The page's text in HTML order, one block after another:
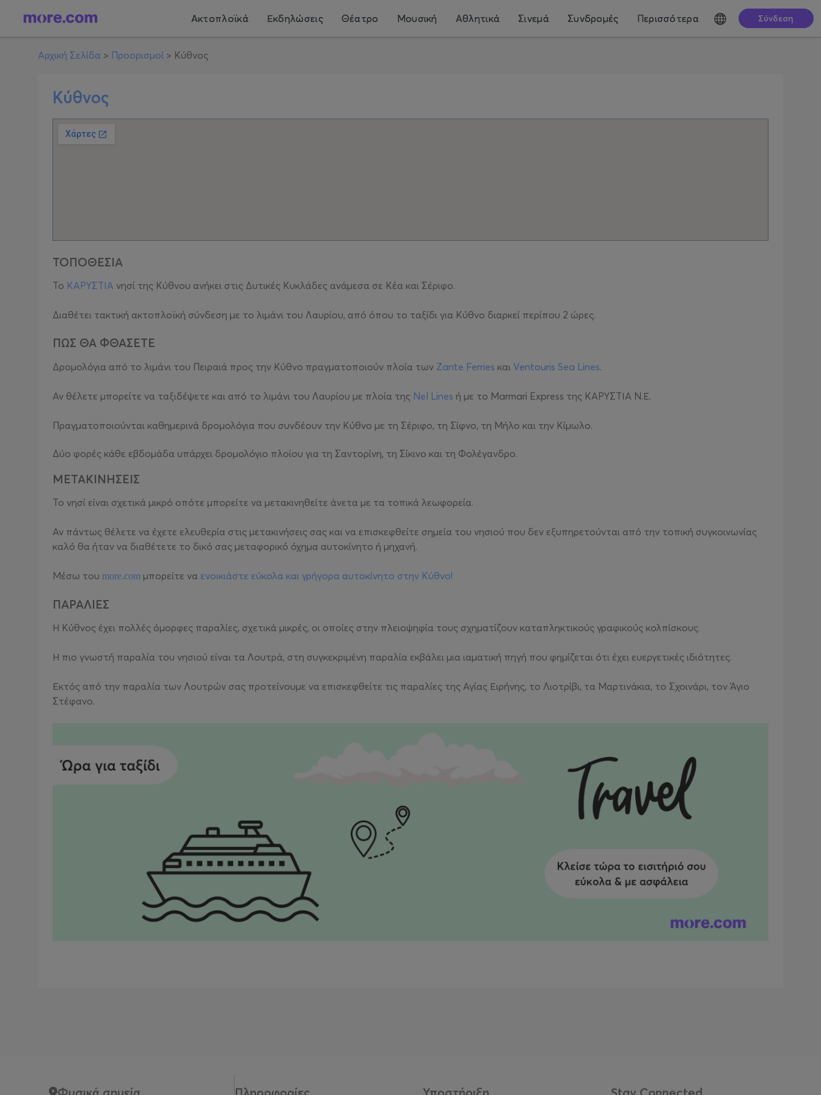
Ακτοπλοϊκά Εκδηλώσεις Θέατρο Μουσική Αθλητικά Σινεμά Συνδρομές Περισσότερα Σύνδεση
Αρχική Σελίδα > Προορισμοί > Κύθνος
Κύθνος
ΤΟΠΟΘΕΣΙΑ
Το ΚΑΡΥΣΤΙΑ νησί της Κύθνου ανήκει στις Δυτικές Κυκλάδες ανάμεσα σε Κέα και Σέριφο.
Διαθέτει τακτική ακτοπλοϊκή σύνδεση με το λιμάνι του Λαυρίου, από όπου το ταξίδι για Κύθνο διαρκεί περίπου 2 ώρες.
ΠΩΣ ΘΑ ΦΘΑΣΕΤΕ
Δρομολόγια από το λιμάνι του Πειραιά προς την Κύθνο πραγματοποιούν πλοία των Zante Ferries και Ventouris Sea Lines.
Αν θέλετε μπορείτε να ταξιδέψετε και από το λιμάνι του Λαυρίου με πλοία της Nel Lines ή με το Marmari Express της ΚΑΡΥΣΤΙΑ Ν.Ε.
Πραγματοποιούνται καθημερινά δρομολόγια που συνδέουν την Κύθνο με τη Σέριφο, τη Σίφνο, τη Μήλο και την Κίμωλο.
Δύο φορές κάθε εβδομάδα υπάρχει δρομολόγιο πλοίου για τη Σαντορίνη, τη Σίκινο και τη Φολέγανδρο.
ΜΕΤΑΚΙΝΗΣΕΙΣ
Το νησί είναι σχετικά μικρό οπότε μπορείτε να μετακινηθείτε άνετα με τα τοπικά λεωφορεία.
Αν πάντως θέλετε να έχετε ελευθερία στις μετακινήσεις σας και να επισκεφθείτε σημεία του νησιού που δεν εξυπηρετούνται από την τοπική συγκοινωνίας
καλό θα ήταν να διαθέτετε το δικό σας μεταφορικό όχημα αυτοκίνητο ή μηχανή.
Μέσω του more.com μπορείτε να ενοικιάστε εύκολα και γρήγορα αυτοκίνητο στην Κύθνο!
ΠΑΡΑΛΙΕΣ
Η Κύθνος έχει πολλές όμορφες παραλίες, σχετικά μικρές, οι οποίες στην πλειοψηφία τους σχηματίζουν καταπληκτικούς γραφικούς κολπίσκους.
Η πιο γνωστή παραλία του νησιού είναι τα Λουτρά, στη συγκεκριμένη παραλία εκβάλει μια ιαματική πηγή που φημίζεται ότι έχει ευεργετικές ιδιότητες.
Εκτός από την παραλία των Λουτρών σας προτείνουμε να επισκεφθείτε τις παραλίες της Αγίας Ειρήνης, το Λιοτρίβι, τα Μαρτινάκια, το Σχοινάρι, τον Άγιο
Στέφανο.